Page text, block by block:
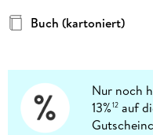
Buch (kartoniert)
Nur noch
13%12 auf